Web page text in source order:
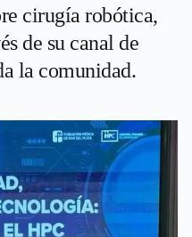
cirugía robótica,
de su canal de
la comunidad.